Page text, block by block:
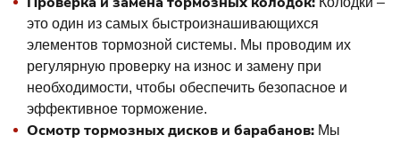
это один из самых быстроизнашивающихся
элементов тормозной системы. Мы проводим их
регулярную проверку на износ и замену при
необходимости, чтобы обеспечить безопасное и
эффективное торможение.
Осмотр тормозных дисков и барабанов: Мы